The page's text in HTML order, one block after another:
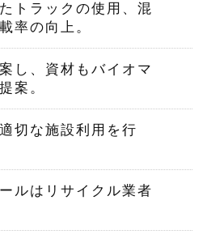
トラックの使用、混
率の向上。
し、資材もバイオマ
案。
切な施設利用を行
ルはリサイクル業者